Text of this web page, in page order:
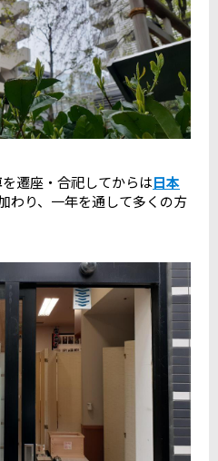
を遷座・合祀してからは日本
わり、一年を通して多くの方